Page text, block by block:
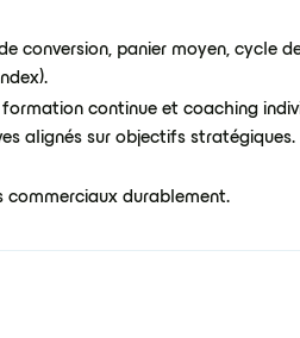
conversion, panier moyen, cycle
continue et coaching
alignés sur objectifs
durablement.